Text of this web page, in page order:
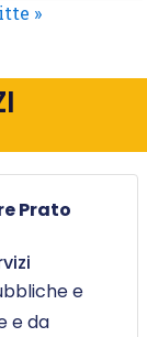
»
Prato
e
e da